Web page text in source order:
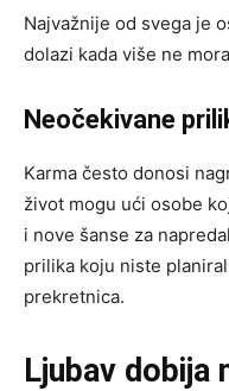
Najvažnije od svega je
dolazi kada više ne
Neočekivane
Karma često donosi
život mogu ući osobe
i nove šanse za
prilika koju niste
prekretnica.
Ljubav dobija